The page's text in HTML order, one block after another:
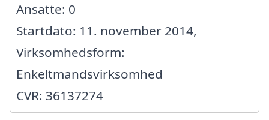
Ansatte: 0
Startdato: 11. november 2014,
Virksomhedsform:
Enkeltmandsvirksomhed
CVR: 36137274